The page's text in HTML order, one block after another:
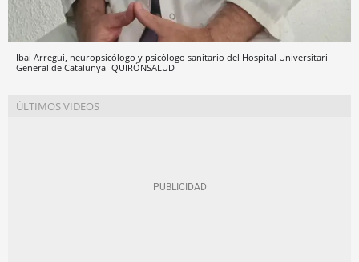
Ibai Arregui, neuropsicólogo y psicólogo sanitario del Hospital Universitari
General de Catalunya QUIRÓNSALUD